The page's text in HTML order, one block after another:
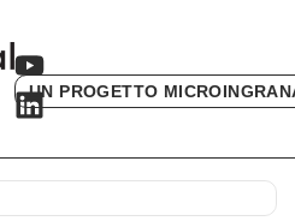
UN PROGETTO